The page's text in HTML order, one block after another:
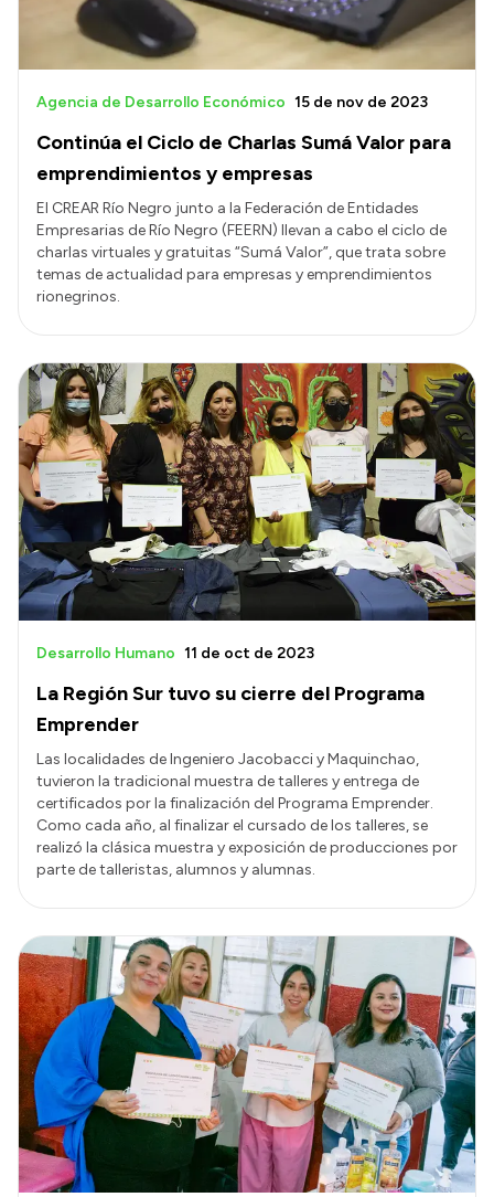
Continúa el Ciclo de Charlas Sumá Valor para
emprendimientos y empresas
Agencia de Desarrollo Económico 15 de nov de 2023
El CREAR Río Negro junto a la Federación de Entidades
Empresarias de Río Negro (FEERN) llevan a cabo el ciclo de
charlas virtuales y gratuitas “Sumá Valor”, que trata sobre
temas de actualidad para empresas y emprendimientos
rionegrinos.
La Región Sur tuvo su cierre del Programa
Emprender
Desarrollo Humano 11 de oct de 2023
Las localidades de Ingeniero Jacobacci y Maquinchao,
tuvieron la tradicional muestra de talleres y entrega de
certificados por la finalización del Programa Emprender.
Como cada año, al finalizar el cursado de los talleres, se
realizó la clásica muestra y exposición de producciones por
parte de talleristas, alumnos y alumnas.